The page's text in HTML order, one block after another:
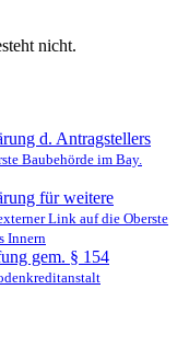
nicht.
d. Antragstellers
Baubehörde im Bay.
für weitere
Link auf die Oberste
Innern
gem. § 154